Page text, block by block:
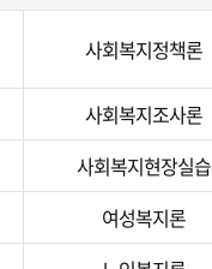
사회복지정책론
사회복지조사론
사회복지현장실습
여성복지론